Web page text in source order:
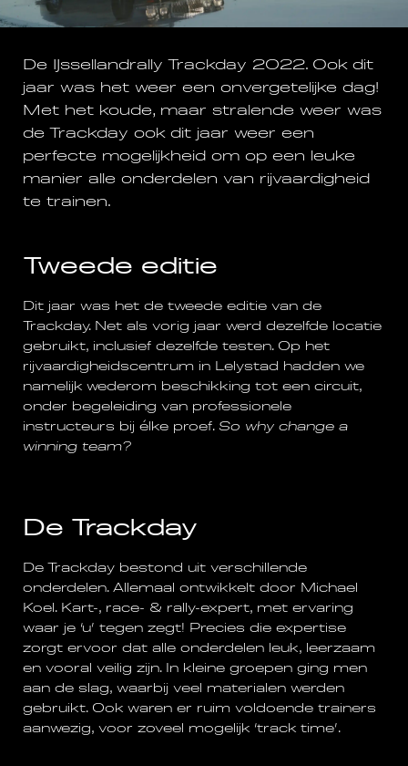
De IJssellandrally Trackday 2022. Ook dit
jaar was het weer een onvergetelijke dag!
Met het koude, maar stralende weer was
de Trackday ook dit jaar weer een
perfecte mogelijkheid om op een leuke
manier alle onderdelen van rijvaardigheid
te trainen.
Tweede editie
Dit jaar was het de tweede editie van de
Trackday. Net als vorig jaar werd dezelfde locatie
gebruikt, inclusief dezelfde testen. Op het
rijvaardigheidscentrum in Lelystad hadden we
namelijk wederom beschikking tot een circuit,
onder begeleiding van professionele
instructeurs bij élke proef. So why change a
winning team?
De Trackday
De Trackday bestond uit verschillende
onderdelen. Allemaal ontwikkelt door Michael
Koel. Kart-, race- & rally-expert, met ervaring
waar je ‘u’ tegen zegt! Precies die expertise
zorgt ervoor dat alle onderdelen leuk, leerzaam
en vooral veilig zijn. In kleine groepen ging men
aan de slag, waarbij veel materialen werden
gebruikt. Ook waren er ruim voldoende trainers
aanwezig, voor zoveel mogelijk ‘track time’.